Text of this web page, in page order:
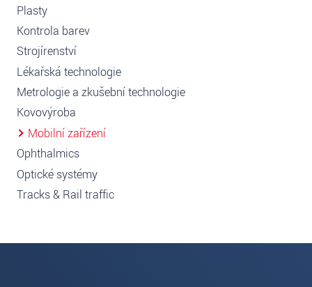
Plasty
Kontrola barev
Strojírenství
Lékařská technologie
Metrologie a zkušební technologie
Kovovýroba
Mobilní zařízení
Ophthalmics
Optické systémy
Tracks & Rail traffic